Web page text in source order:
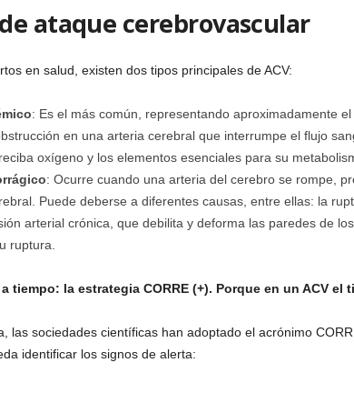
ataque cerebrovascular
en salud, existen dos tipos principales de ACV:
: Es el más común, representando aproximadamente
en una arteria cerebral que interrumpe el flujo
oxígeno y los elementos esenciales para su
: Ocurre cuando una arteria del cerebro se rompe,
Puede deberse a diferentes causas, entre ellas: la
arterial crónica, que debilita y deforma las paredes de
ruptura.
tiempo: la estrategia CORRE (+). Porque en un ACV el
las sociedades científicas han adoptado el acrónimo
identificar los signos de alerta: